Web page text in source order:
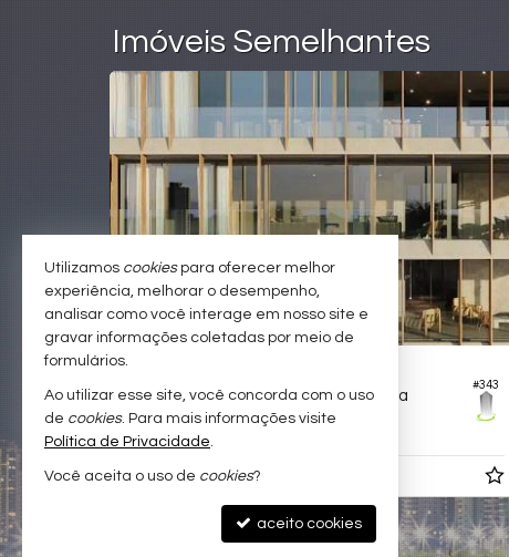
Imóveis Semelhantes
PRONTO PARA
#193
Apartamento no Edifício Opus Penthouses
R$ 3.600.000,00
Utilizamos cookiespara oferecer melhor
experiência, melhorar o desempenho,
analisar como você interage em nosso site e
gravar informações coletadas por meio de
formulários.
Ao utilizar esse site, você concorda com o uso
de cookies. Para mais informações visite
Política de Privacidade.
Você aceita o uso de cookies?
aceito cookies